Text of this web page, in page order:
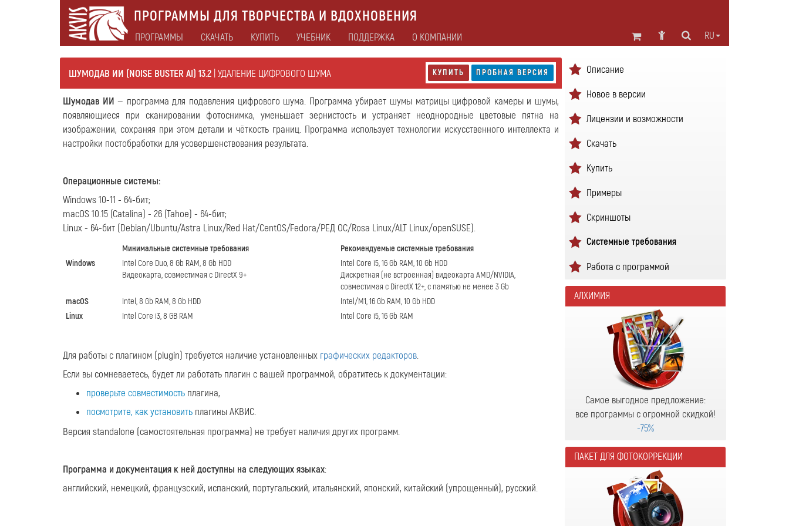
ПРОГРАММЫ ДЛЯ ТВОРЧЕСТВА И ВДОХНОВЕНИЯ
RU
ПРОГРАММЫ СКАЧАТЬ КУПИТЬ УЧЕБНИК ПОДДЕРЖКА О КОМПАНИИ
ШУМОДАВ ИИ (NOISE BUSTER AI) 13.2 | УДАЛЕНИЕ ЦИФРОВОГО ШУМА КУПИТЬ ПРОБНАЯ ВЕРСИЯ
Шумодав ИИ — программа для подавления цифрового шума. Программа убирает шумы матрицы цифровой камеры и шумы,
появляющиеся при сканировании фотоснимка, уменьшает зернистость и устраняет неоднородные цветовые пятна на
изображении, сохраняя при этом детали и чёткость границ. Программа использует технологии искусственного интеллекта и
настройки постобработки для усовершенствования результата.
Операционные системы:
Windows 10-11 - 64-бит;
macOS 10.15 (Catalina) - 26 (Tahoe) - 64-бит;
Linux - 64-бит (Debian/Ubuntu/Astra Linux/Red Hat/CentOS/Fedora/РЕД ОС/Rosa Linux/ALT Linux/openSUSE).
Минимальные системные требования
Рекомендуемые системные требования
Windows
Intel Core Duo, 8 Gb RAM, 8 Gb HDD
Видеокарта, совместимая с DirectX 9+
Intel Core i5, 16 Gb RAM, 10 Gb HDD
Дискретная (не встроенная) видеокарта AMD/NVIDIA,
совместимая с DirectX 12+, с памятью не менее 3 Gb
macOS
Intel, 8 Gb RAM, 8 Gb HDD
Intel/M1, 16 Gb RAM, 10 Gb HDD
Linux
Intel Core i3, 8 GB RAM Intel Core i5, 16 Gb RAM
Для работы с плагином (plugin) требуется наличие установленных графических редакторов.
Если вы сомневаетесь, будет ли работать плагин с вашей программой, обратитесь к документации:
проверьте совместимость плагина,
посмотрите, как установить плагины АКВИС.
Версия standalone (самостоятельная программа) не требует наличия других программ.
Программа и документация к ней доступны на следующих языках:
английский, немецкий, французский, испанский, португальский, итальянский, японский, китайский (упрощенный), русский.
Описание
Новое в версии
Лицензии и возможности
Скачать
Купить
Примеры
Скриншоты
Системные требования
Работа с программой
АЛХИМИЯ
Самое выгодное предложение:
все программы с огромной скидкой!
-75%
ПАКЕТ ДЛЯ ФОТОКОРРЕКЦИИ